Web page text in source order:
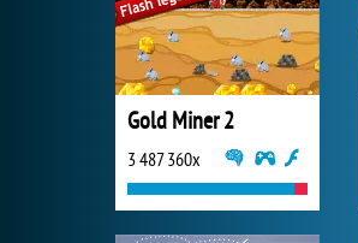
Gold Miner 2
3 487 360x